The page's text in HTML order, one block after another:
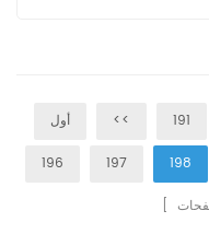
أول << 191
196 197 198